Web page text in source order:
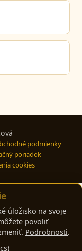
podmienky
poriadok
cookies
úložisko na svoje
povoliť
Podrobnosti.